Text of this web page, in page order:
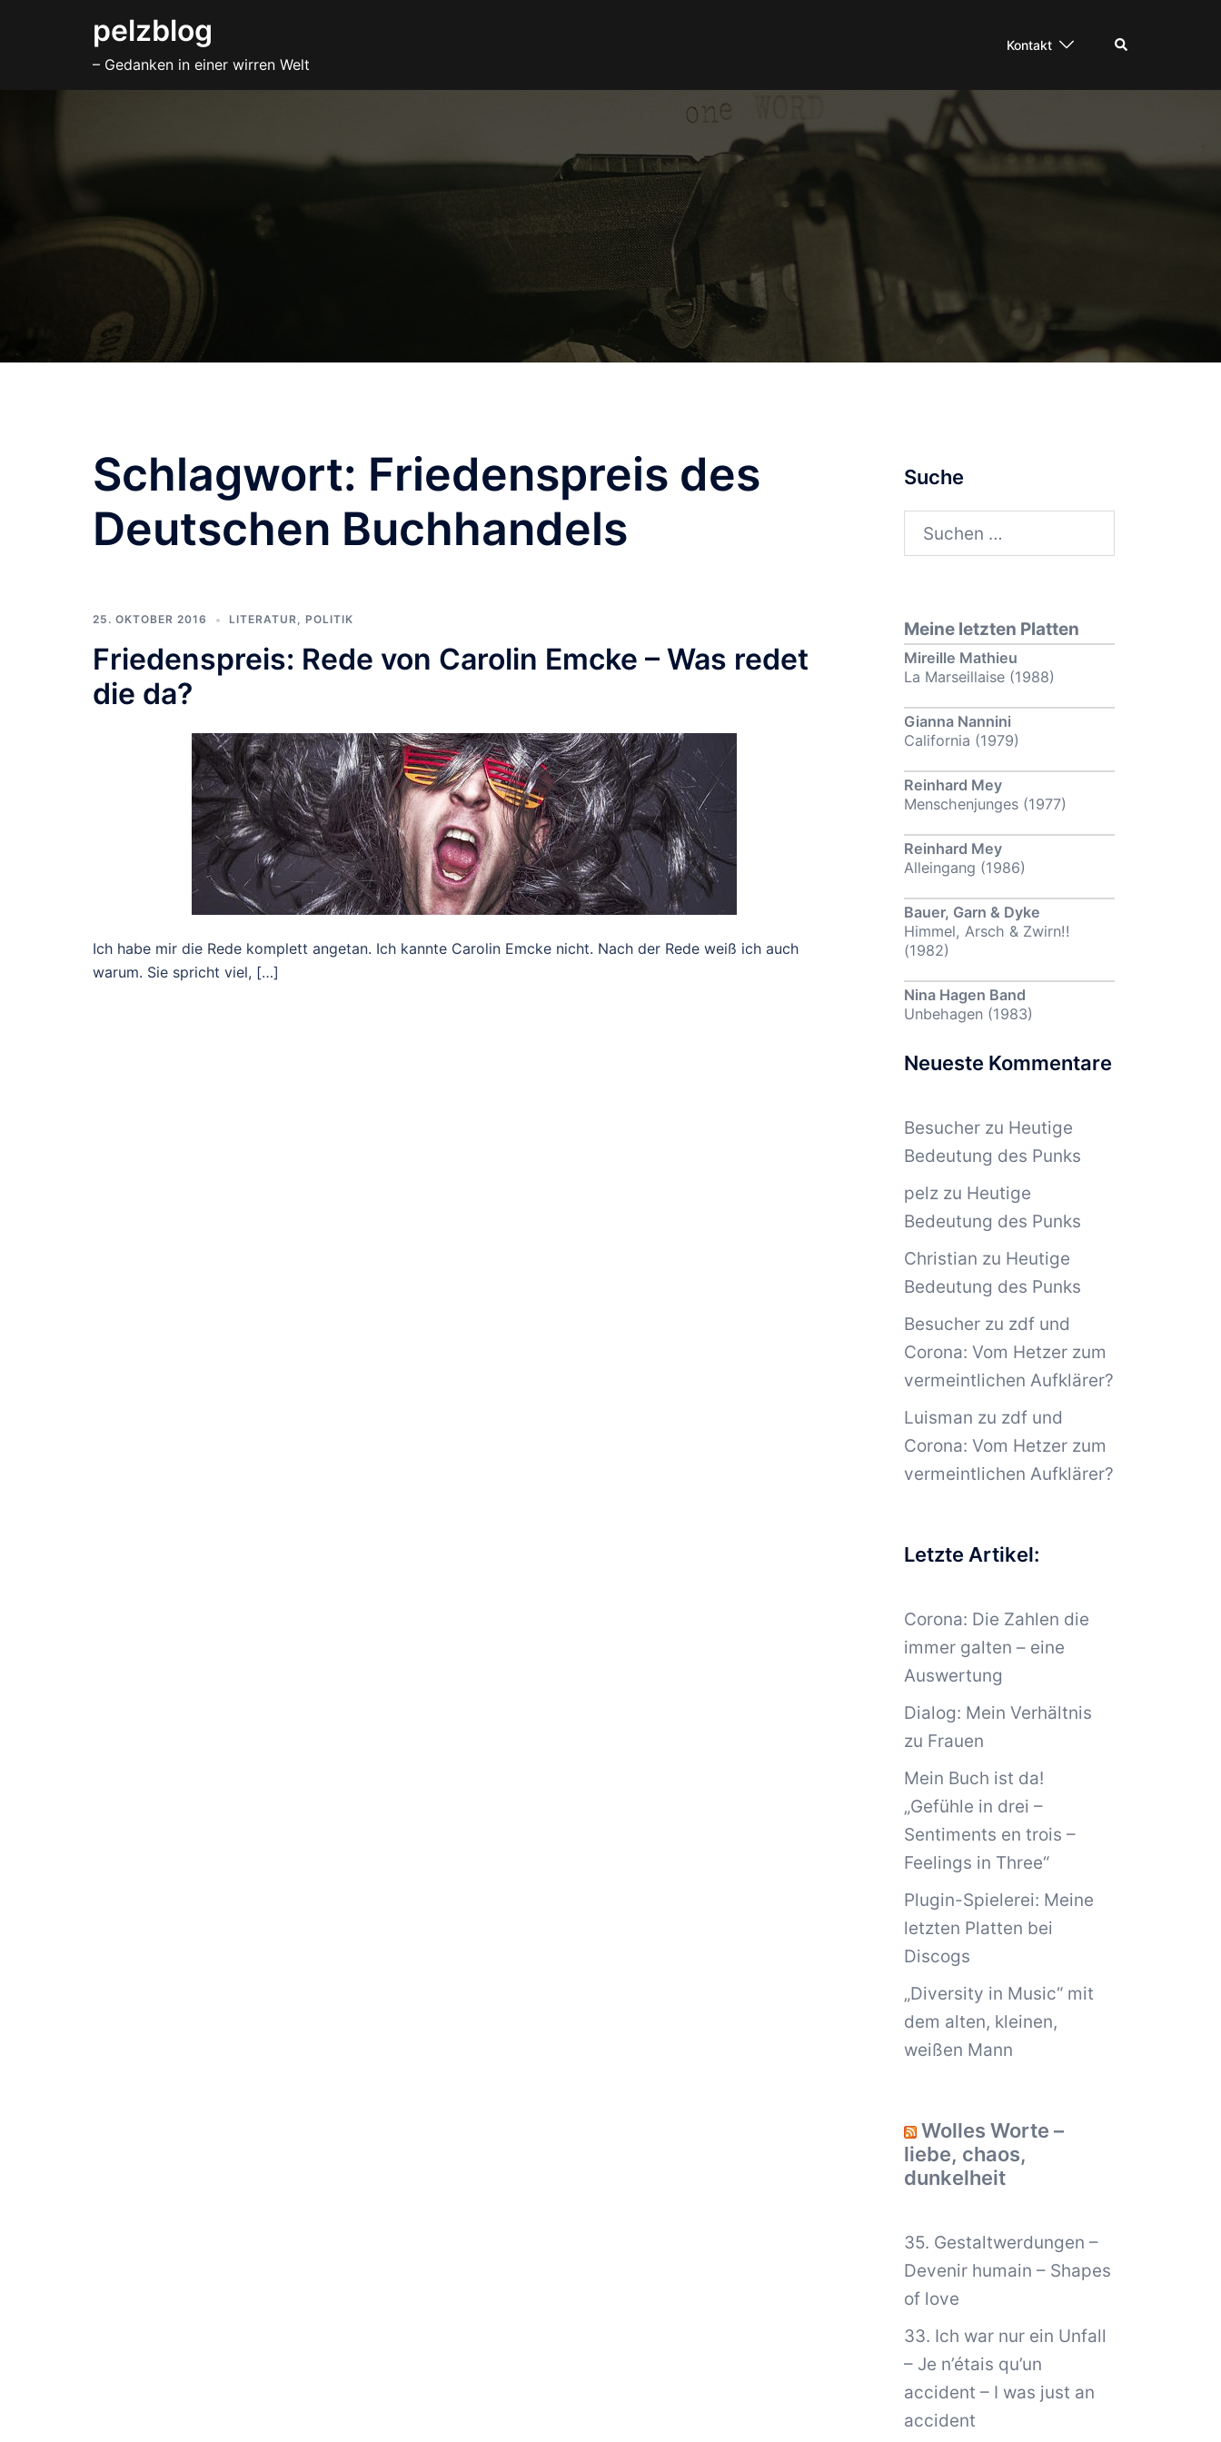
pelzblog
– Gedanken in einer wirren Welt
Kontakt Suche
Schlagwort: Friedenspreis des
Deutschen Buchhandels
25. OKTOBER 2016 LITERATUR, POLITIK
Friedenspreis: Rede von Carolin Emcke – Was redet
die da?
Ich habe mir die Rede komplett angetan. Ich kannte Carolin Emcke nicht. Nach der Rede weiß ich auch
warum. Sie spricht viel, […]
Suche
Suchen
nach:
Meine letzten Platten
Mireille Mathieu
La Marseillaise (1988)
Gianna Nannini
California (1979)
Reinhard Mey
Menschenjunges (1977)
Reinhard Mey
Alleingang (1986)
Bauer, Garn & Dyke
Himmel, Arsch & Zwirn!!
(1982)
Nina Hagen Band
Unbehagen (1983)
Neueste Kommentare
Besucherzu Heutige
Bedeutung des Punks
pelzzu Heutige
Bedeutung des Punks
Christian zu Heutige
Bedeutung des Punks
Besucherzu zdf und
Corona: Vom Hetzer zum
vermeintlichen Aufklärer?
Luisman zu zdf und
Corona: Vom Hetzer zum
vermeintlichen Aufklärer?
Letzte Artikel:
Corona: Die Zahlen die
immer galten – eine
Auswertung
Dialog: Mein Verhältnis
zu Frauen
Mein Buch ist da!
„Gefühle in drei –
Sentiments en trois –
Feelings in Three“
Plugin-Spielerei: Meine
letzten Platten bei
Discogs
„Diversity in Music“ mit
dem alten, kleinen,
weißen Mann
Wolles Worte –
liebe, chaos,
dunkelheit
35. Gestaltwerdungen –
Devenir humain – Shapes
of love
33. Ich war nur ein Unfall
– Je n’étais qu’un
accident – I was just an
accident